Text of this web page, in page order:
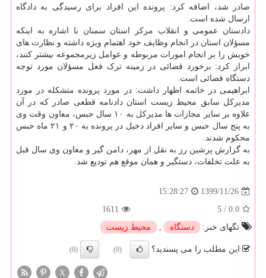
صادر شد، اضافه کرد: پرونده این افراد برای رسیدگی به دادگاه
ارسال شده است.
دادستان عمومی و انقلاب مرکز استان سمنان با اشاره به اینکه
مسؤلان استان در انجام وظایف خود اهتمام ویژه داشته و نظارت های
خویش را بر انجام امورات مربوطه و عوامل زیرمجموعه بیشتر کنند،
ابراز کرد: برخورد قضائی در زمینه ترک فعل مسؤلان مورد توجه
دستگاه قضائی است.
ابراهیمی در خاتمه اظهار داشت: در مورد پرونده متشکله در مورد
مدیرکل سابق محیط زیست استان دادنامه قطعی صادر که در آن
علاوه بر سایر مجازات ها مدیرکل به ۱۰ سال حبس، معاون وقت وی
به پنج سال حبس و سایر افراد دخیل در پرونده به ۲۰ و ۲۱ ماه حبس
محکوم شدند.
به گزارش پرشین رز به نقل از مهر، دامن گیر و معاون وی سال قبل
به علت تخلفات، دستگیر و همان موقع هم تودیع شد.
1399/11/26
15:28:27
0.0
/
5
1611
تگهای خبر:
دستگاه , محیط زیست
این مطلب را می پسندید؟ (0)
(0)
X